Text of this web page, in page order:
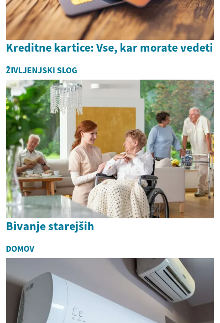
Kreditne kartice: Vse, kar morate vedeti
ŽIVLJENJSKI SLOG
Bivanje starejših
DOMOV